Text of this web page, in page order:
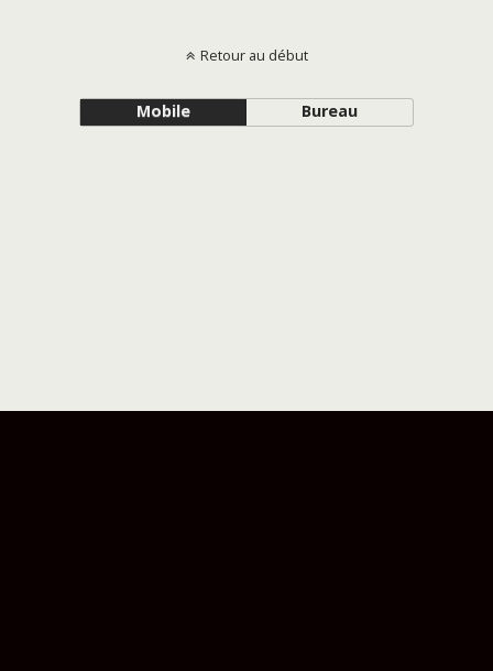
Retour au début
Mobile Bureau